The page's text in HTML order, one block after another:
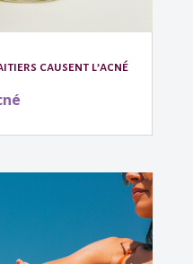
causent l’acné